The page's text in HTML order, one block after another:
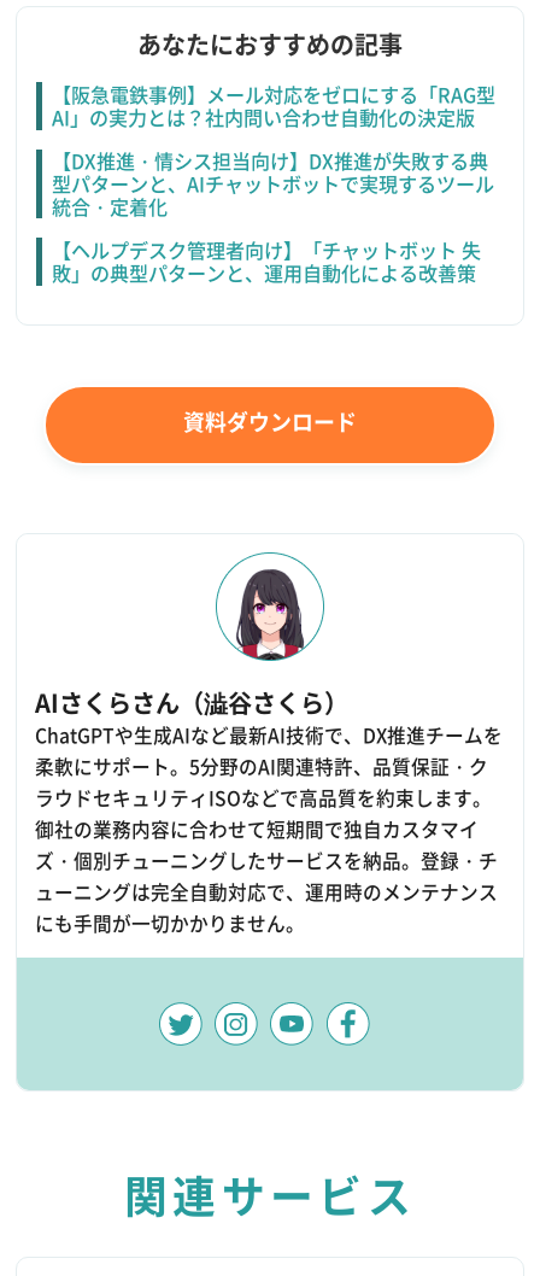
あなたにおすすめの記事
【阪急電鉄事例】メール対応をゼロにする「RAG型
AI」の実力とは？社内問い合わせ自動化の決定版
【DX推進・情シス担当向け】DX推進が失敗する典
型パターンと、AIチャットボットで実現するツール
統合・定着化
【ヘルプデスク管理者向け】「チャットボット 失
敗」の典型パターンと、運用自動化による改善策
資料ダウンロード
AIさくらさん（澁谷さくら）
ChatGPTや生成AIなど最新AI技術で、DX推進チームを
柔軟にサポート。5分野のAI関連特許、品質保証・ク
ラウドセキュリティISOなどで高品質を約束します。
御社の業務内容に合わせて短期間で独自カスタマイ
ズ・個別チューニングしたサービスを納品。登録・チ
ューニングは完全自動対応で、運用時のメンテナンス
にも手間が一切かかりません。
関連サービス